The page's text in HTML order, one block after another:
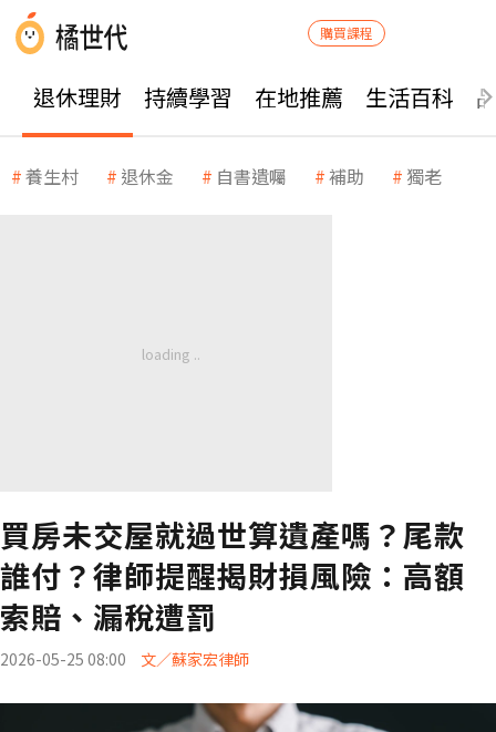
購買課程
退休理財 持續學習 在地推薦 生活百科
養生村 退休金 自書遺囑 補助 獨老
買房未交屋就過世算遺產嗎？尾款
誰付？律師提醒揭財損風險：高額
索賠、漏稅遭罰
2026-05-25 08:00 文／蘇家宏律師